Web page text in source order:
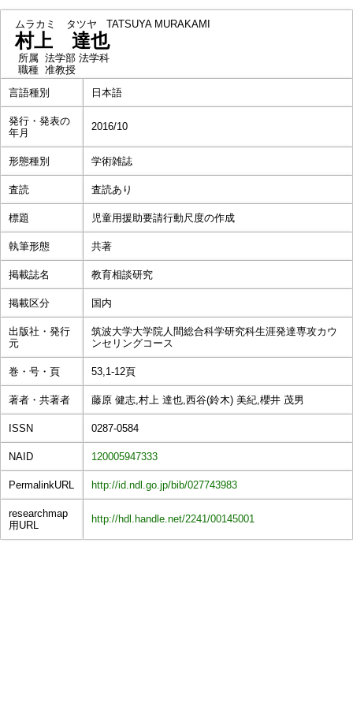
ムラカミ タツヤ TATSUYA MURAKAMI
村上 達也
所属 法学部 法学科
職種 准教授
言語種別
日本語
発行・発表の
年月
2016/10
形態種別 学術雑誌
査読 査読あり
標題 児童用援助要請行動尺度の作成
執筆形態 共著
掲載誌名 教育相談研究
掲載区分 国内
出版社・発行
元
筑波大学大学院人間総合科学研究科生涯発達専攻カウ
ンセリングコース
巻・号・頁 53,1-12頁
著者・共著者 藤原 健志,村上 達也,西谷(鈴木) 美紀,櫻井 茂男
ISSN 0287-0584
NAID 120005947333
PermalinkURL http://id.ndl.go.jp/bib/027743983
researchmap
用URL
http://hdl.handle.net/2241/00145001